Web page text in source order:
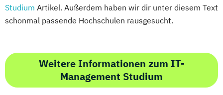
Studium Artikel. Außerdem haben wir dir unter diesem Text
schonmal passende Hochschulen rausgesucht.
Weitere Informationen zum IT-
Management Studium